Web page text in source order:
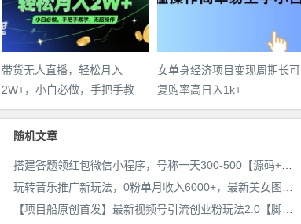
带货无人直播，轻松月入
2W+，小白必做，手把手教
学，无脑操作(附学习资料)
女单身经济项目变现周期长可
复购率高日入1k+
随机文章
搭建答题领红包微信小程序，号称一天300-500【源码+教程】
玩转音乐推广新玩法，0粉单月收入6000+，最新美女图文攻略【揭秘】
【项目船原创首发】最新视频号引流创业粉玩法2.0【脚本+教程】